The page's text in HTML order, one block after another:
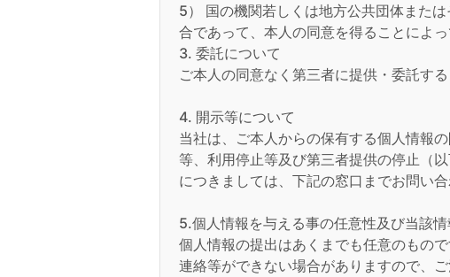
5） 国の機関若しくは地方公共団体また
合であって、本人の同意を得ることによ
3. 委託について
ご本人の同意なく第三者に提供・委託する
4. 開示等について
当社は、ご本人からの保有する個人情報
等、利用停止等及び第三者提供の停止（
につきましては、下記の窓口までお問い合
5.個人情報を与える事の任意性及び当該
個人情報の提出はあくまでも任意のもの
連絡等ができない場合がありますので、ご